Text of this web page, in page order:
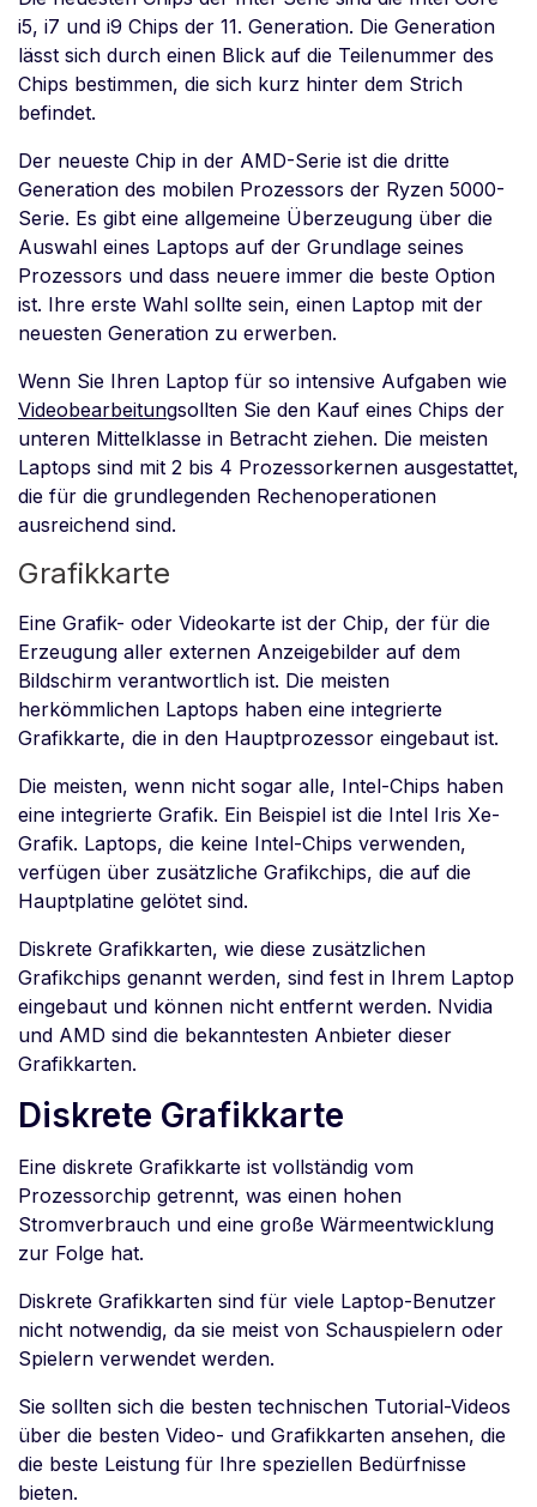
i5, i7 und i9 Chips der 11. Generation. Die Generation
lässt sich durch einen Blick auf die Teilenummer des
Chips bestimmen, die sich kurz hinter dem Strich
befindet.
Der neueste Chip in der AMD-Serie ist die dritte
Generation des mobilen Prozessors der Ryzen 5000-
Serie. Es gibt eine allgemeine Überzeugung über die
Auswahl eines Laptops auf der Grundlage seines
Prozessors und dass neuere immer die beste Option
ist. Ihre erste Wahl sollte sein, einen Laptop mit der
neuesten Generation zu erwerben.
Wenn Sie Ihren Laptop für so intensive Aufgaben wie
Videobearbeitungsollten Sie den Kauf eines Chips der
unteren Mittelklasse in Betracht ziehen. Die meisten
Laptops sind mit 2 bis 4 Prozessorkernen ausgestattet,
die für die grundlegenden Rechenoperationen
ausreichend sind.
Grafikkarte
Eine Grafik- oder Videokarte ist der Chip, der für die
Erzeugung aller externen Anzeigebilder auf dem
Bildschirm verantwortlich ist. Die meisten
herkömmlichen Laptops haben eine integrierte
Grafikkarte, die in den Hauptprozessor eingebaut ist.
Die meisten, wenn nicht sogar alle, Intel-Chips haben
eine integrierte Grafik. Ein Beispiel ist die Intel Iris Xe-
Grafik. Laptops, die keine Intel-Chips verwenden,
verfügen über zusätzliche Grafikchips, die auf die
Hauptplatine gelötet sind.
Diskrete Grafikkarten, wie diese zusätzlichen
Grafikchips genannt werden, sind fest in Ihrem Laptop
eingebaut und können nicht entfernt werden. Nvidia
und AMD sind die bekanntesten Anbieter dieser
Grafikkarten.
Diskrete Grafikkarte
Eine diskrete Grafikkarte ist vollständig vom
Prozessorchip getrennt, was einen hohen
Stromverbrauch und eine große Wärmeentwicklung
zur Folge hat.
Diskrete Grafikkarten sind für viele Laptop-Benutzer
nicht notwendig, da sie meist von Schauspielern oder
Spielern verwendet werden.
Sie sollten sich die besten technischen Tutorial-Videos
über die besten Video- und Grafikkarten ansehen, die
die beste Leistung für Ihre speziellen Bedürfnisse
bieten.